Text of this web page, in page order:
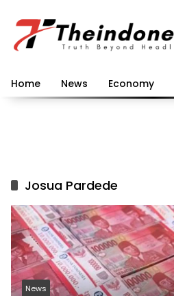
konten
Home News Economy
Josua Pardede
News